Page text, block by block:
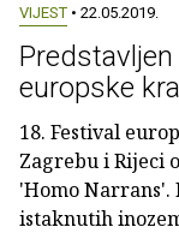
VIJEST • 22.05.2019.
europske
18. Festival
Zagrebu i Rijeci
'Homo Narrans'.
istaknutih